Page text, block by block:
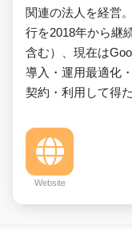
関連の法人を経営
行を2018年から継
含む）、現在は
導入・運用最適化
契約・利用して得
Website